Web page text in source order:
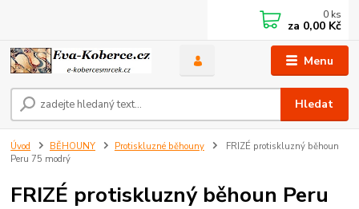
Menu
Hledat
0 ks
za 0,00 Kč
Úvod BĚHOUNY Protiskluzné běhouny
FRIZÉ protiskluzný běhoun
Peru 75 modrý
FRIZÉ protiskluzný běhoun Peru